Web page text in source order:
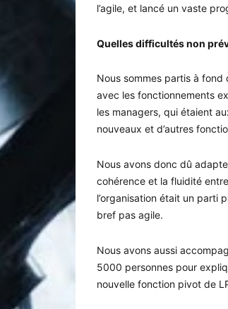
l’agile, et lancé un vaste
Quelles difficultés non
Nous sommes partis à
avec les fonctionnements
les managers, qui étaient
nouveaux et d’autres
Nous avons donc dû
cohérence et la fluidité
l’organisation était un parti
bref pas agile.
Nous avons aussi
5000 personnes pour
nouvelle fonction pivot de